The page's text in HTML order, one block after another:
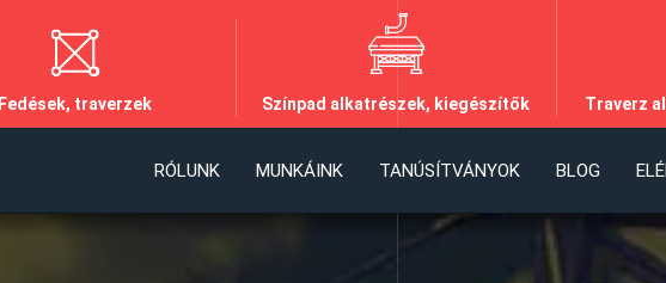
Fedések, traverzek Színpad alkatrészek, kiegészítők Traverz
RÓLUNK MUNKÁINK TANÚSÍTVÁNYOK BLOG